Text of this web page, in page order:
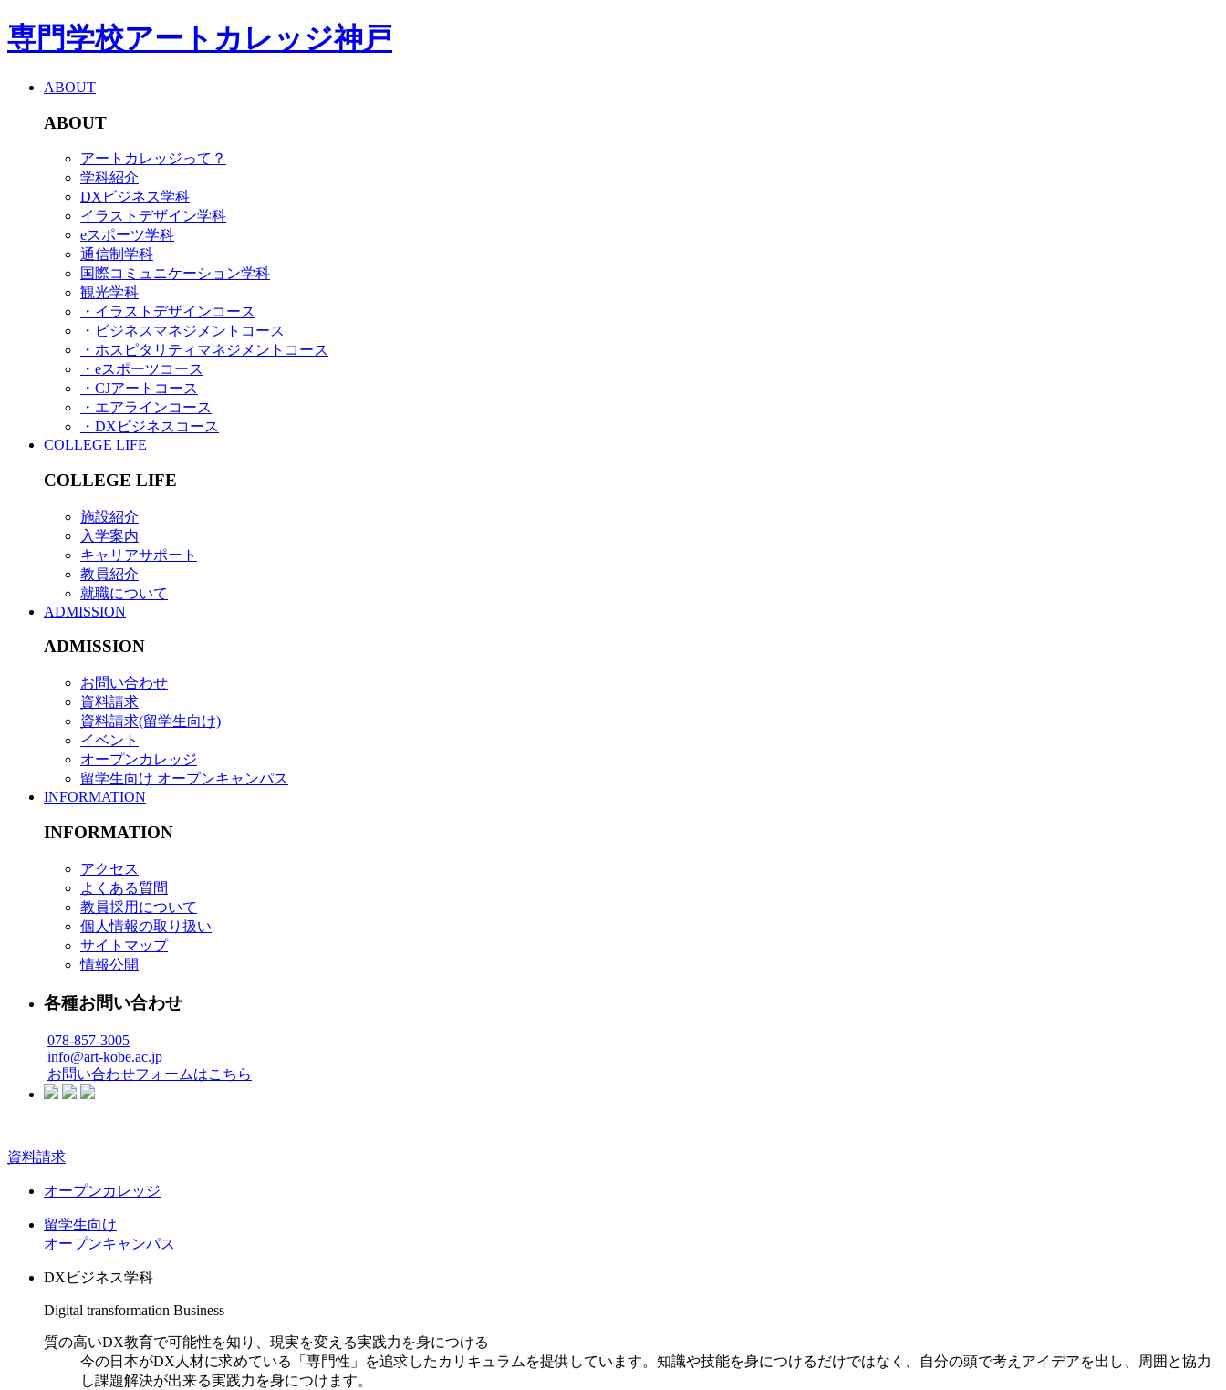
専門学校アートカレッジ神戸
ABOUT
ABOUT
アートカレッジって？
学科紹介
DXビジネス学科
イラストデザイン学科
eスポーツ学科
通信制学科
国際コミュニケーション学科
観光学科
・イラストデザインコース
・ビジネスマネジメントコース
・ホスピタリティマネジメントコース
・eスポーツコース
・CJアートコース
・エアラインコース
・DXビジネスコース
COLLEGE LIFE
COLLEGE LIFE
施設紹介
入学案内
キャリアサポート
教員紹介
就職について
ADMISSION
ADMISSION
お問い合わせ
資料請求
資料請求(留学生向け)
イベント
オープンカレッジ
留学生向け オープンキャンパス
INFORMATION
INFORMATION
アクセス
よくある質問
教員採用について
個人情報の取り扱い
サイトマップ
情報公開
各種お問い合わせ
078-857-3005
info@art-kobe.ac.jp
お問い合わせフォームはこちら
資料請求
オープンカレッジ
留学生向け
オープンキャンパス
DXビジネス学科
Digital transformation Business
質の高いDX教育で可能性を知り、現実を変える実践力を身につける
今の日本がDX人材に求めている「専門性」を追求したカリキュラムを提供しています。知識や技能を身につけるだけではなく、自分の頭で考えアイデアを出し、周囲と協力
し課題解決が出来る実践力を身につけます。